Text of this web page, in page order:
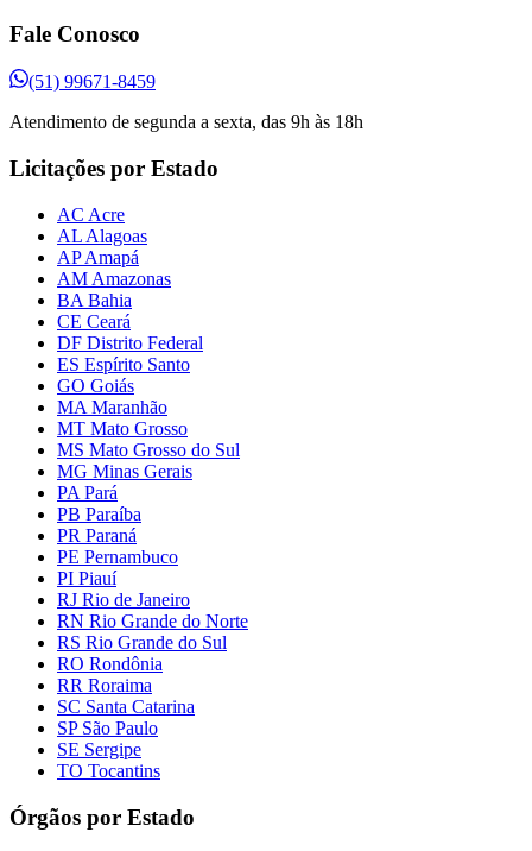
Fale Conosco
(51) 99671-8459
Atendimento de segunda a sexta, das 9h às 18h
Licitações por Estado
AC Acre
AL Alagoas
AP Amapá
AM Amazonas
BA Bahia
CE Ceará
DF Distrito Federal
ES Espírito Santo
GO Goiás
MA Maranhão
MT Mato Grosso
MS Mato Grosso do Sul
MG Minas Gerais
PA Pará
PB Paraíba
PR Paraná
PE Pernambuco
PI Piauí
RJ Rio de Janeiro
RN Rio Grande do Norte
RS Rio Grande do Sul
RO Rondônia
RR Roraima
SC Santa Catarina
SP São Paulo
SE Sergipe
TO Tocantins
Órgãos por Estado